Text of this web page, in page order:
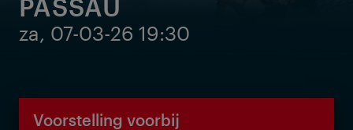
PASSAU
za, 07-03-26 19:30
Voorstelling voorbij